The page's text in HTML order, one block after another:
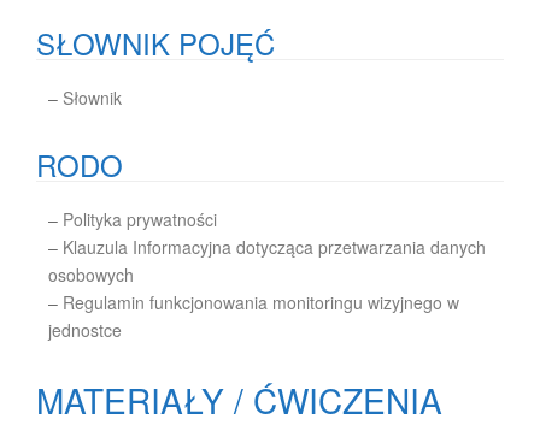
SŁOWNIK POJĘĆ
– Słownik
RODO
– Polityka prywatności
– Klauzula Informacyjna dotycząca przetwarzania danych
osobowych
– Regulamin funkcjonowania monitoringu wizyjnego w
jednostce
MATERIAŁY / ĆWICZENIA